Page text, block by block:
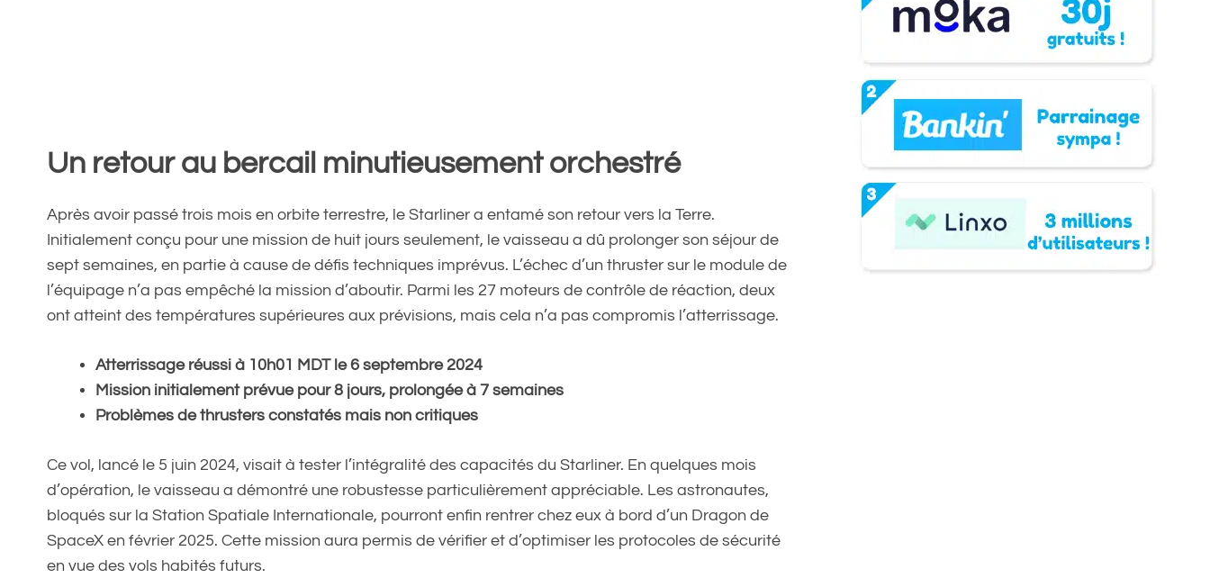
Un retour au bercail minutieusement orchestré
Après avoir passé trois mois en orbite terrestre, le Starliner a entamé son retour vers la Terre.
Initialement conçu pour une mission de huit jours seulement, le vaisseau a dû prolonger son séjour de
sept semaines, en partie à cause de défis techniques imprévus. L’échec d’un thruster sur le module de
l’équipage n’a pas empêché la mission d’aboutir. Parmi les 27 moteurs de contrôle de réaction, deux
ont atteint des températures supérieures aux prévisions, mais cela n’a pas compromis l’atterrissage.
Atterrissage réussi à 10h01 MDT le 6 septembre 2024
Mission initialement prévue pour 8 jours, prolongée à 7 semaines
Problèmes de thrusters constatés mais non critiques
Ce vol, lancé le 5 juin 2024, visait à tester l’intégralité des capacités du Starliner. En quelques mois
d’opération, le vaisseau a démontré une robustesse particulièrement appréciable. Les astronautes,
bloqués sur la Station Spatiale Internationale, pourront enfin rentrer chez eux à bord d’un Dragon de
SpaceX en février 2025. Cette mission aura permis de vérifier et d’optimiser les protocoles de sécurité
en vue des vols habités futurs.